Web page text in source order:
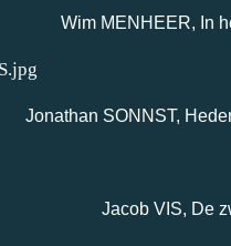
Wim MENHEER, In
Jonathan SONNST,
Jacob VIS, De